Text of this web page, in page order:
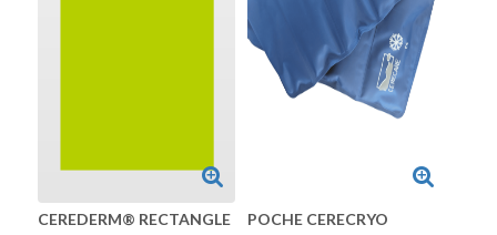
CEREDERM® RECTANGLE POCHE CERECRYO